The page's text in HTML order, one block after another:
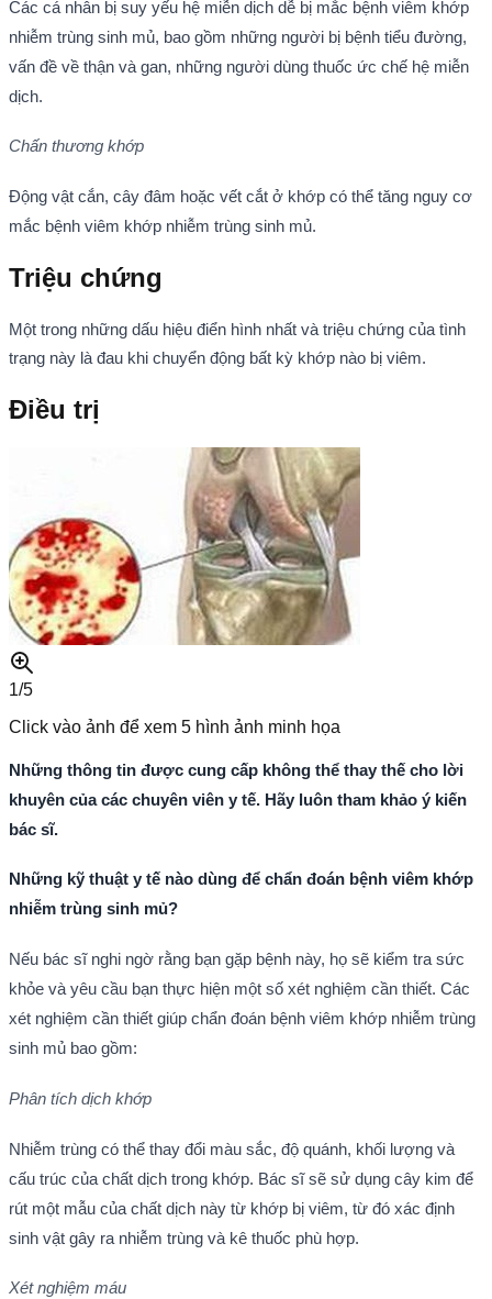
Các cá nhân bị suy yếu hệ miễn dịch dễ bị mắc bệnh viêm khớp
nhiễm trùng sinh mủ, bao gồm những người bị bệnh tiểu đường,
vấn đề về thận và gan, những người dùng thuốc ức chế hệ miễn
dịch.
Chấn thương khớp
Động vật cắn, cây đâm hoặc vết cắt ở khớp có thể tăng nguy cơ
mắc bệnh viêm khớp nhiễm trùng sinh mủ.
Triệu chứng
Một trong những dấu hiệu điển hình nhất và triệu chứng của tình
trạng này là đau khi chuyển động bất kỳ khớp nào bị viêm.
Điều trị
1/5
Click vào ảnh để xem 5 hình ảnh minh họa
Những thông tin được cung cấp không thể thay thế cho lời
khuyên của các chuyên viên y tế. Hãy luôn tham khảo ý kiến
bác sĩ.
Những kỹ thuật y tế nào dùng để chẩn đoán bệnh viêm khớp
nhiễm trùng sinh mủ?
Nếu bác sĩ nghi ngờ rằng bạn gặp bệnh này, họ sẽ kiểm tra sức
khỏe và yêu cầu bạn thực hiện một số xét nghiệm cần thiết. Các
xét nghiệm cần thiết giúp chẩn đoán bệnh viêm khớp nhiễm trùng
sinh mủ bao gồm:
Phân tích dịch khớp
Nhiễm trùng có thể thay đổi màu sắc, độ quánh, khối lượng và
cấu trúc của chất dịch trong khớp. Bác sĩ sẽ sử dụng cây kim để
rút một mẫu của chất dịch này từ khớp bị viêm, từ đó xác định
sinh vật gây ra nhiễm trùng và kê thuốc phù hợp.
Xét nghiệm máu